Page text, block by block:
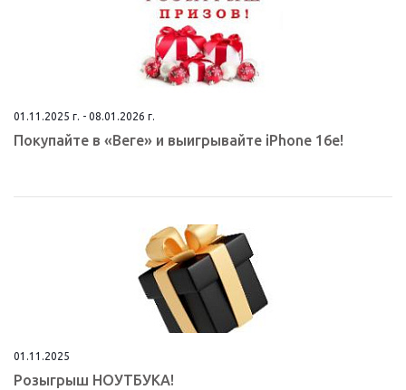
01.11.2025 г. - 08.01.2026 г.
Покупайте в «Веге» и выигрывайте iPhone 16e!
01.11.2025
Розыгрыш НОУТБУКА!